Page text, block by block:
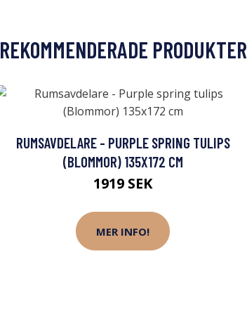
REKOMMENDERADE PRODUKTER
RUMSAVDELARE - PURPLE SPRING TULIPS
(BLOMMOR) 135X172 CM
1919 SEK
MER INFO!